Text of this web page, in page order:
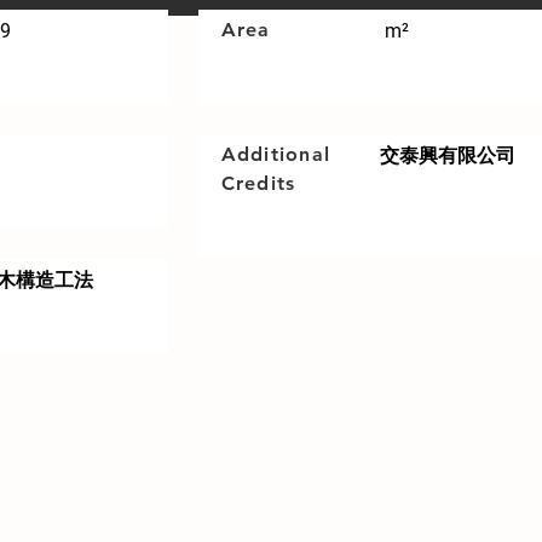
構造工法
Area m²
Additional
Credits
​交泰興有限公司